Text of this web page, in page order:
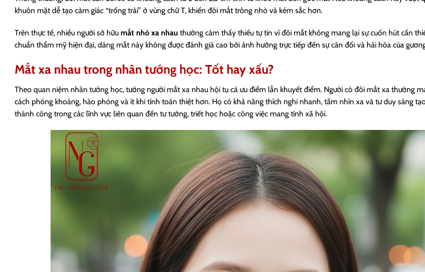
khuôn mặt dễ tạo cảm giác “trống trải” ở vùng chữ T, khiến đôi mắt trông nhỏ và kém sắc hơn.
Trên thực tế, nhiều người sở hữu mắt nhỏ xa nhau thường cảm thấy thiếu tự tin vì đôi mắt không mang lại sự cuốn hút cần
chuẩn thẩm mỹ hiện đại, dáng mắt này không được đánh giá cao bởi ảnh hưởng trực tiếp đến sự cân đối và hài hòa của
Mắt xa nhau trong nhân tướng học: Tốt hay xấu?
Theo quan niệm nhân tướng học, tướng người mắt xa nhau hội tụ cả ưu điểm lẫn khuyết điểm. Người có đôi mắt xa thường
cách phóng khoáng, hào phóng và ít khi tính toán thiệt hơn. Họ có khả năng thích nghi nhanh, tầm nhìn xa và tư duy sáng
thành công trong các lĩnh vực liên quan đến tư tưởng, triết học hoặc công việc mang tính xã hội.